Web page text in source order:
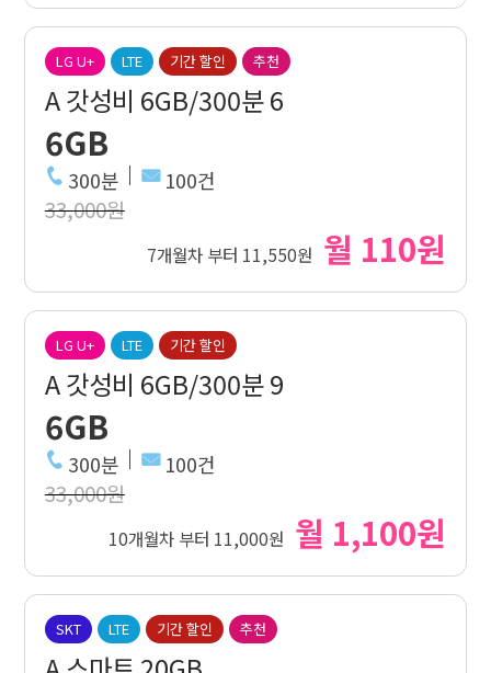
LG U+ LTE 기간 할인 추천
A 갓성비 6GB/300분 6
6GB
300분 100건
33,000원
7개월차 부터 11,550원 월 110원
LG U+ LTE 기간 할인
A 갓성비 6GB/300분 9
6GB
300분 100건
33,000원
10개월차 부터 11,000원 월 1,100원
SKT LTE 기간 할인 추천